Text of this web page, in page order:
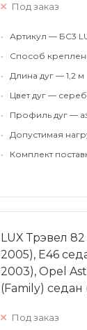
Под заказ
•
Артикул — БС3
•
Способ
•
Длина дуг — 1,2 м
•
Цвет дуг —
•
Профиль дуг —
•
Допустимая
•
Комплект
LUX Трэвел
2005), Е46
2003), Opel
(Family) седан
Под заказ